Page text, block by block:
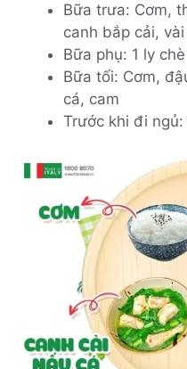
Bữa trưa: Cơm,
canh bắp cải,
Bữa phụ: 1 ly
Bữa tối: Cơm,
cá, cam
Trước khi đi ngủ: